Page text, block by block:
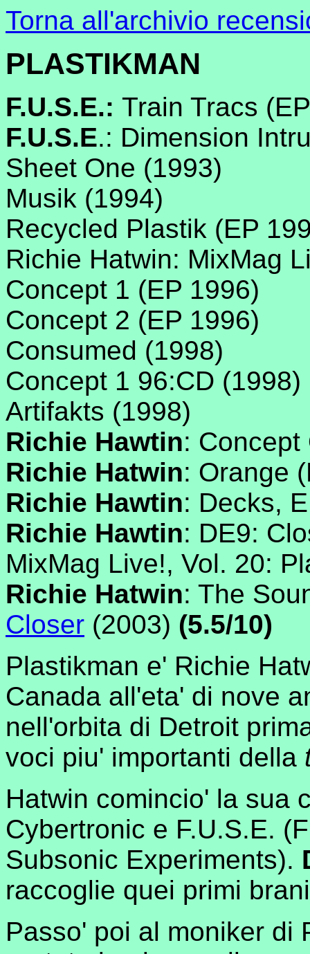
Torna all'archivio
PLASTIKMAN
F.U.S.E.: Train Tracs
F.U.S.E.: Dimension
Sheet One (1993)
Musik (1994)
Recycled Plastik (EP
Richie Hatwin: MixMag
Concept 1 (EP 1996)
Concept 2 (EP 1996)
Consumed (1998)
Concept 1 96:CD (1998)
Artifakts (1998)
Richie Hawtin: Concept
Richie Hatwin: Orange
Richie Hawtin: Decks,
Richie Hawtin: DE9:
MixMag Live!, Vol. 20:
Richie Hatwin: The
Closer (2003) (5.5/10)
Plastikman e' Richie
Canada all'eta' di nove
nell'orbita di Detroit
voci piu' importanti della
Hatwin comincio' la sua
Cybertronic e F.U.S.E.
Subsonic Experiments).
raccoglie quei primi
Passo' poi al moniker di